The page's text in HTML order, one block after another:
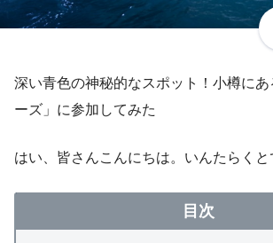
深い青色の神秘的なスポット！小樽に
ーズ」に参加してみた
はい、皆さんこんにちは。いんたらくと
目次